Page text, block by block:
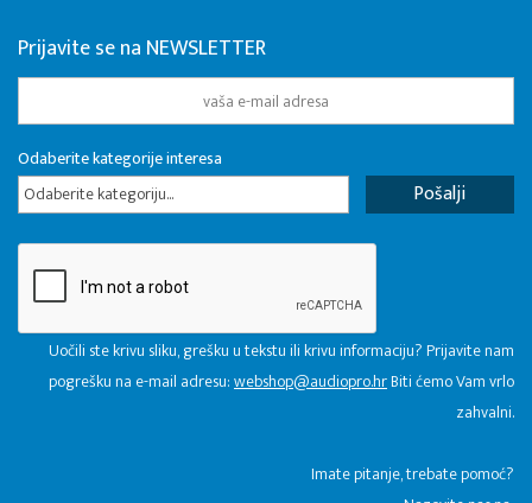
Prijavite se na NEWSLETTER
Odaberite kategorije interesa
Odaberite kategoriju...
Uočili ste krivu sliku, grešku u tekstu ili krivu informaciju? Prijavite nam
pogrešku na e-mail adresu:webshop@audiopro.hrBiti ćemo Vam vrlo
zahvalni.
​Imate pitanje, trebate pomoć?